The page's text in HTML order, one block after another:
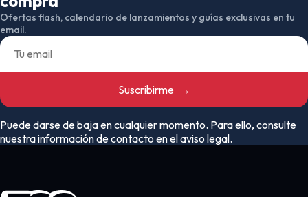
Ofertas flash, calendario de lanzamientos y guías exclusivas en tu
email.
Suscribirme →
Puede darse de baja en cualquier momento. Para ello, consulte
nuestra información de contacto en el aviso legal.